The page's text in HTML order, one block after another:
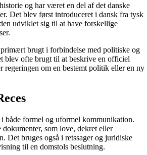
og har været en del af det danske
Det blev først introduceret i dansk fra tysk
udviklet sig til at have forskellige
brugt i forbindelse med politiske og
blev ofte brugt til at beskrive en officiel
om en bestemt politik eller en ny
i både formel og uformel kommunikation.
som love, dekret eller
Det bruges også i retssager og juridiske
til en domstols beslutning.